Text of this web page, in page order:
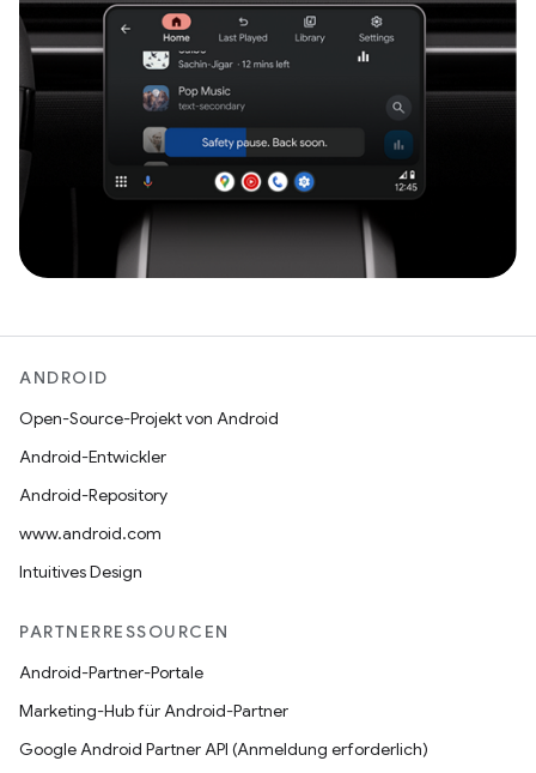
ANDROID
Open-Source-Projekt von Android
Android-Entwickler
Android-Repository
www.android.com
Intuitives Design
PARTNERRESSOURCEN
Android-Partner-Portale
Marketing-Hub für Android-Partner
Google Android Partner API (Anmeldung erforderlich)